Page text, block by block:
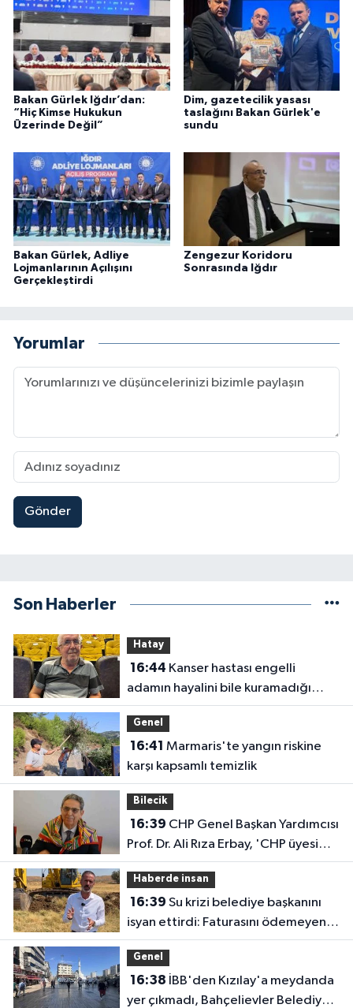
Bakan Gürlek Iğdır’dan:
“Hiç Kimse Hukukun
Üzerinde Değil”
Dim, gazetecilik yasası
taslağını Bakan Gürlek'e
sundu
Bakan Gürlek, Adliye
Lojmanlarının Açılışını
Gerçekleştirdi
Zengezur Koridoru
Sonrasında Iğdır
Yorumlar
Gönder
Son Haberler
Hatay
16:44
adamın hayalini bile kuramadığı
evine kavuşunca döktüğü gözyaşı
duygulandırdı
Genel
16:41
karşı kapsamlı temizlik
Bilecik
16:39
Prof. Dr. Ali Rıza Erbay, 'CHP üyesi
olmak inanç ister, emek ister, yürek
ister'
Haberde insan
16:39
isyan ettirdi: Faturasını ödemeyen
vatandaşlara böyle seslendi
Genel
16:38
yer çıkmadı, Bahçelievler Belediyesi